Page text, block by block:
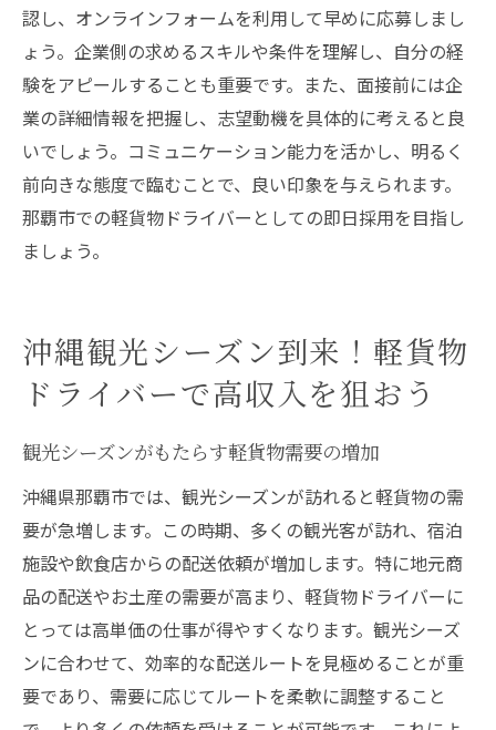
ス
那覇市でのキャリアパスと成長の道筋
長期的な視点でのキャリア形成と高収入
軽貨物ドライバーとしての将来性と展望
認し、オンラインフォームを利用して早めに応募しまし
ょう。企業側の求めるスキルや条件を理解し、自分の経
験をアピールすることも重要です。また、面接前には企
業の詳細情報を把握し、志望動機を具体的に考えると良
いでしょう。コミュニケーション能力を活かし、明るく
前向きな態度で臨むことで、良い印象を与えられます。
那覇市での軽貨物ドライバーとしての即日採用を目指し
ましょう。
沖縄観光シーズン到来！軽貨物
ドライバーで高収入を狙おう
観光シーズンがもたらす軽貨物需要の増加
沖縄県那覇市では、観光シーズンが訪れると軽貨物の需
要が急増します。この時期、多くの観光客が訪れ、宿泊
施設や飲食店からの配送依頼が増加します。特に地元商
品の配送やお土産の需要が高まり、軽貨物ドライバーに
とっては高単価の仕事が得やすくなります。観光シーズ
ンに合わせて、効率的な配送ルートを見極めることが重
要であり、需要に応じてルートを柔軟に調整すること